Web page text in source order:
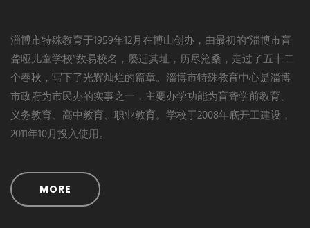
淄博市特殊教育于1959年12月在博山创办，由最初的“淄博市盲
聋哑儿童学校”数易校名，屡迁其址，历尽沧桑，走过了五十二
个春秋，写下了光辉灿烂的篇章。淄博市特殊教育中心是淄博
市政府为市民办的实事之一，主要办学功能为盲聋学前教育、
义务教育、高中教育、职业教育。学校于2008年底开工建设，
2011年10月投入使用。
MORE